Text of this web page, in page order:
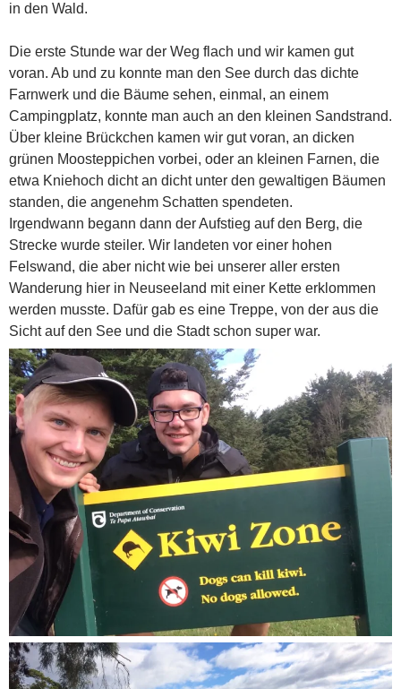
in den Wald.
Die erste Stunde war der Weg flach und wir kamen gut
voran. Ab und zu konnte man den See durch das dichte
Farnwerk und die Bäume sehen, einmal, an einem
Campingplatz, konnte man auch an den kleinen Sandstrand.
Über kleine Brückchen kamen wir gut voran, an dicken
grünen Moosteppichen vorbei, oder an kleinen Farnen, die
etwa Kniehoch dicht an dicht unter den gewaltigen Bäumen
standen, die angenehm Schatten spendeten.
Irgendwann begann dann der Aufstieg auf den Berg, die
Strecke wurde steiler. Wir landeten vor einer hohen
Felswand, die aber nicht wie bei unserer aller ersten
Wanderung hier in Neuseeland mit einer Kette erklommen
werden musste. Dafür gab es eine Treppe, von der aus die
Sicht auf den See und die Stadt schon super war.